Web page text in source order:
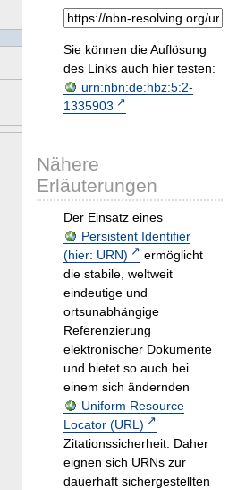
Sie können die Auflösung
des Links auch hier testen:
urn:nbn:de:hbz:5:2-
1335903
Nähere
Erläuterungen
Der Einsatz eines
Persistent Identifier
(hier: URN)
ermöglicht
die stabile, weltweit
eindeutige und
ortsunabhängige
Referenzierung
elektronischer Dokumente
und bietet so auch bei
einem sich ändernden
Uniform Resource
Locator (URL)
Zitationssicherheit. Daher
eignen sich URNs zur
dauerhaft sichergestellten